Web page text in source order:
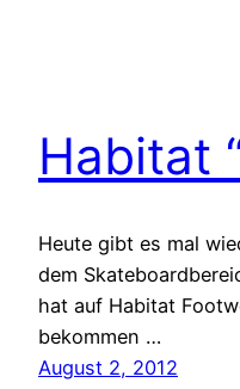
Habitat
Heute gibt es mal
dem
hat auf Habitat
bekommen …
August 2, 2012